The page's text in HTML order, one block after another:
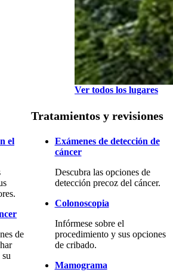
Ver todos los lugares
el
de
Tratamientos y revisiones
Exámenes de detección de
cáncer
Descubra las opciones de
detección precoz del cáncer.
Colonoscopia
Infórmese sobre el
procedimiento y sus opciones
de cribado.
Mamograma